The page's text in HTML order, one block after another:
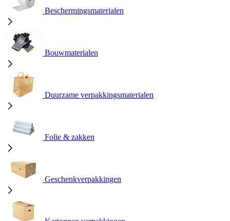
Beschermingsmaterialen
Bouwmaterialen
Duurzame verpakkingsmaterialen
Folie & zakken
Geschenkverpakkingen